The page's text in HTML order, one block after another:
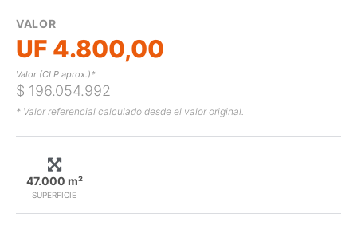
VALOR
UF 4.800,00
Valor (CLP aprox.)*
$ 196.054.992
* Valor referencial calculado desde el valor original.
SUPERFICIE
47.000 m²